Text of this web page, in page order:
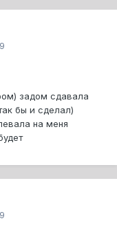
задом сдавала
бы и сделал)
на меня